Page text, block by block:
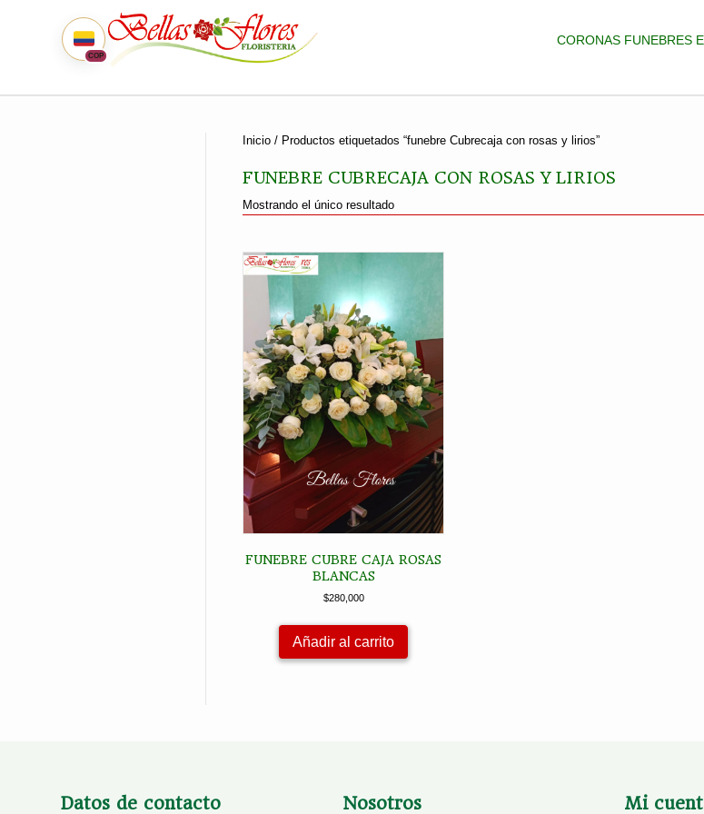
COP
CORONAS FUNEBRES
Inicio/ Productos etiquetados “funebre Cubrecaja con rosas y lirios”
FUNEBRE CUBRECAJA CON ROSAS Y LIRIOS
Mostrando el único resultado
FUNEBRE CUBRE CAJA ROSAS
BLANCAS
$280,000
Añadir al carrito
Datos de contacto Nosotros Mi